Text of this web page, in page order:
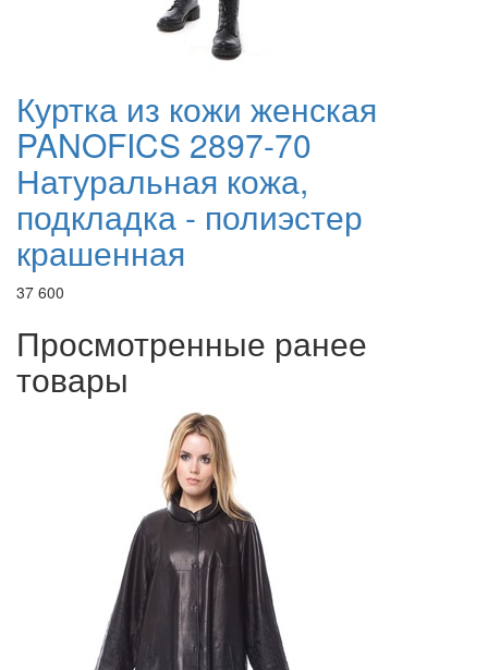
Куртка из кожи женская
PANOFICS 2897-70
Натуральная кожа,
подкладка - полиэстер
крашенная
37 600
Просмотренные ранее
товары